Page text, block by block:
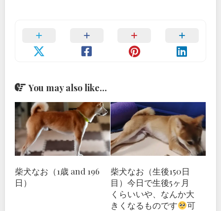
You may also like...
柴犬なお（1歳 and 196
日）
柴犬なお（生後150日
目）今日で生後5ヶ月
くらいいや、なんか大
きくなるものです
可